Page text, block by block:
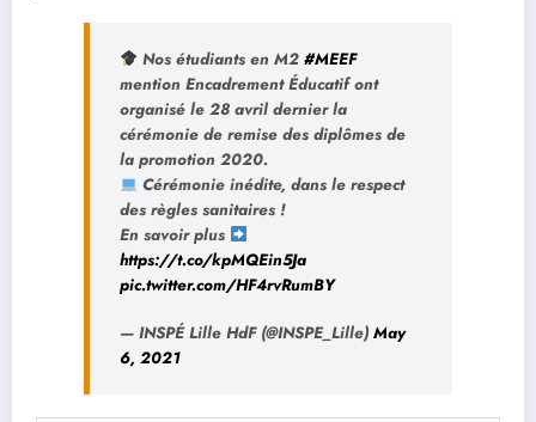
Nos étudiants en M2#MEEF
mention Encadrement Éducatif ont
organisé le 28 avril dernier la
cérémonie de remise des diplômes de
la promotion 2020.
Cérémonie inédite, dans le respect
des règles sanitaires !
En savoir plus
https://t.co/kpMQEin5Ja
pic.twitter.com/HF4rvRumBY
— INSPÉ Lille HdF (@INSPE_Lille) May
6, 2021